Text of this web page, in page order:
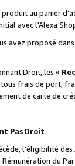
au panier
avec l'Alexa
avez proposé
Droit, les «
frais de port,
de carte de
Pas Droit
l'éligibilité des
du